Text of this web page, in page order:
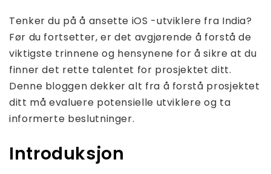
Tenker du på å ansette iOS -utviklere fra India?
Før du fortsetter, er det avgjørende å forstå de
viktigste trinnene og hensynene for å sikre at du
finner det rette talentet for prosjektet ditt.
Denne bloggen dekker alt fra å forstå prosjektet
ditt må evaluere potensielle utviklere og ta
informerte beslutninger.
Introduksjon